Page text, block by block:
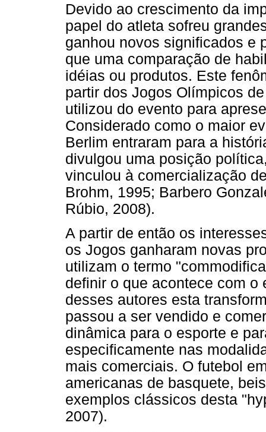
Devido ao crescimento da
papel do atleta sofreu
ganhou novos significados e
que uma comparação de
idéias ou produtos. Este
partir dos Jogos Olímpicos
utilizou do evento para
Considerado como o maior
Berlim entraram para a
divulgou uma posição
vinculou à comercialização
Brohm, 1995; Barbero
Rúbio, 2008).
A partir de então os
os Jogos ganharam novas
utilizam o termo
definir o que acontece com o
desses autores esta
passou a ser vendido e
dinâmica para o esporte e
especificamente nas
mais comerciais. O futebol
americanas de basquete,
exemplos clássicos desta
2007).